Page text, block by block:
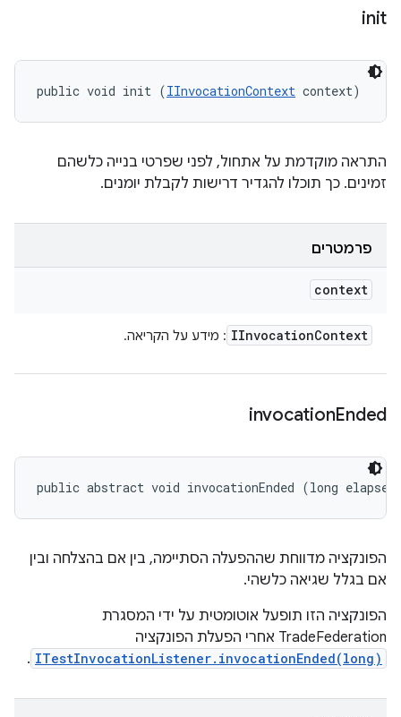
init
public void init (IInvocationContext context)
התראה מוקדמת על אתחול, לפני שפרטי בנייה כלשהם
זמינים. כך תוכלו להגדיר דרישות לקבלת יומנים.
פרמטרים
context
IInvocationContext : מידע על הקריאה.
invocationEnded
public abstract void invocationEnded (long
הפונקציה מדווחת שההפעלה הסתיימה, בין אם בהצלחה ובין
אם בגלל שגיאה כלשהי.
הפונקציה הזו תופעל אוטומטית על ידי המסגרת
TradeFederation אחרי הפעלת הפונקציה
ITestInvocationListener.invocationEnded(long)
.